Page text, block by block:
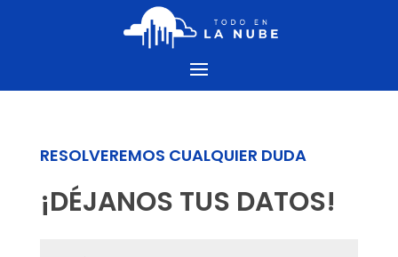
RESOLVEREMOS CUALQUIER DUDA
¡DÉJANOS TUS DATOS!